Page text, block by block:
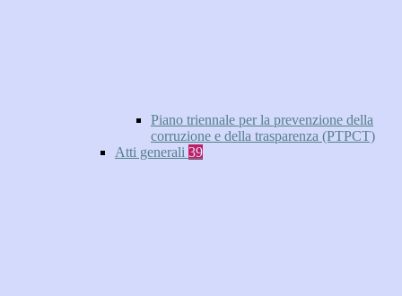
Piano triennale per la prevenzione della
corruzione e della trasparenza (PTPCT)
Atti generali 39